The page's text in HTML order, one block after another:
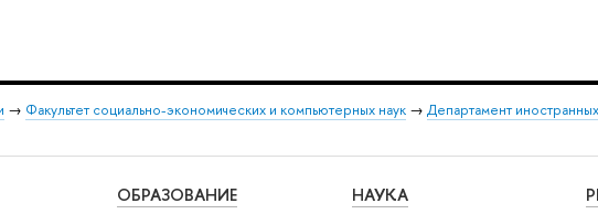
→ Факультет социально-экономических и компьютерных наук → Департамент
ОБРАЗОВАНИЕ НАУКА